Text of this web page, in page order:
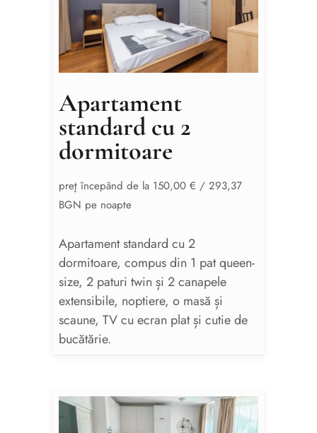
Apartament
standard cu 2
dormitoare
preţ începând de la 150,00 € / 293,37
BGN pe noapte
Apartament standard cu 2
dormitoare, compus din 1 pat queen-
size, 2 paturi twin și 2 canapele
extensibile, noptiere, o masă și
scaune, TV cu ecran plat și cutie de
bucătărie.